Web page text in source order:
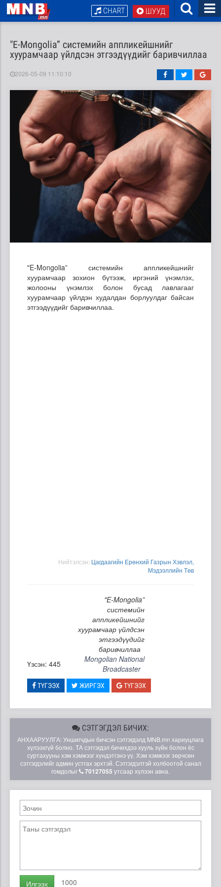
ШУУД
CHART
"E-Mongolia” системийн аппликейшнийг
хуурамчаар үйлдсэн этгээдүүдийг баривчиллаа
2026-05-09 11:10:10
"E-Mongolia” системийн аппликейшнийг
хуурамчаар зохион бүтээж, иргэний үнэмлэх,
жолооны үнэмлэх болон бусад лавлагааг
хуурамчаар үйлдэн худалдан борлуулдаг байсан
этгээдүүдийг баривчиллаа.
Нийтэлсэн: Цагдаагийн Ерөнхий Газрын Хэвлэл,
Мэдээллийн Төв
"E-Mongolia”
системийн
аппликейшнийг
хуурамчаар үйлдсэн
этгээдүүдийг
баривчиллаа
Үзсэн: 445
Mongolian National
Broadcaster
ТҮГЭЭХ ЖИРГЭХ ТҮГЭЭХ
СЭТГЭГДЭЛ БИЧИХ:
АНХААРУУЛГА: Уншигчдын бичсэн сэтгэгдэлд MNB.mn хариуцлага
хүлээхгүй болно. ТА сэтгэгдэл бичихдээ хууль зүйн болон ёс
суртахууны хэм хэмжээг хүндэтгэнэ үү. Хэм хэмжээг зөрчсөн
сэтгэгдэлийг админ устгах эрхтэй. Сэтгэгдэлтэй холбоотой санал
гомдолыг
70127055 утсаар хүлээн авна.
Илгээх 1000